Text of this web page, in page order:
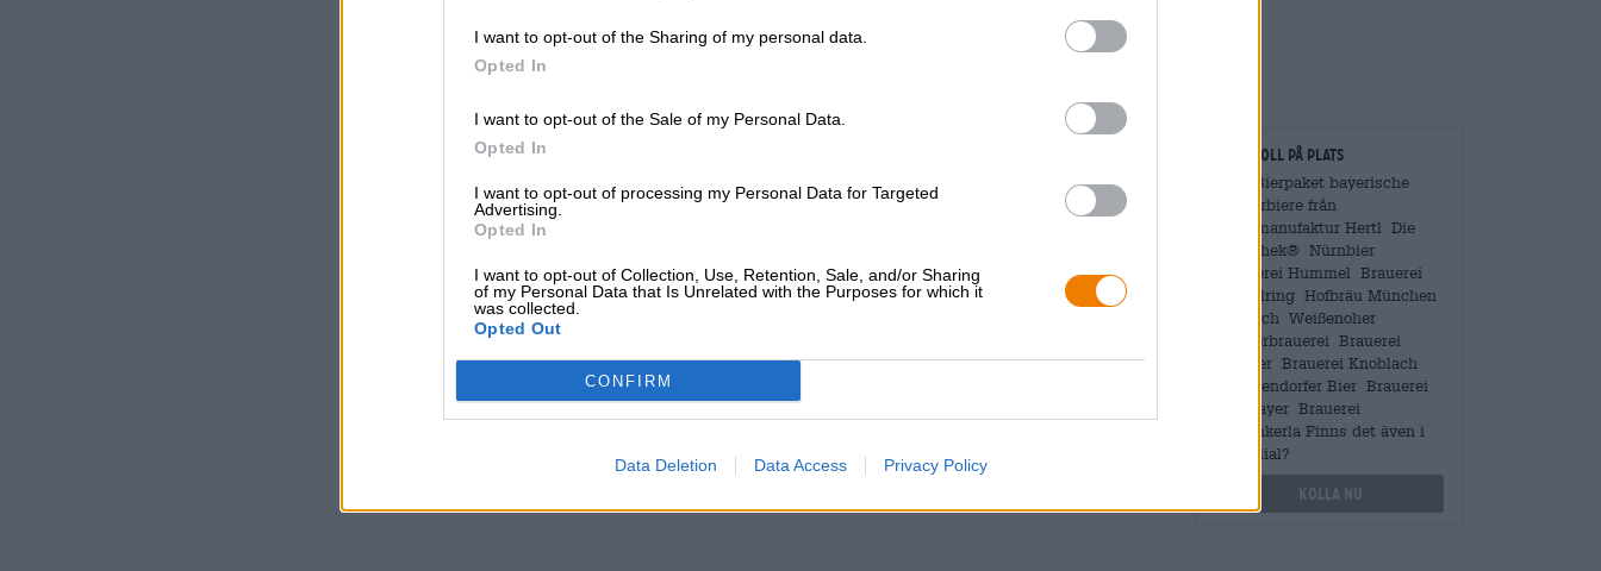
I want to opt-out of the Sharing of my personal data.
Opted In
I want to opt-out of the Sale of my Personal Data.
Opted In
I want to opt-out of processing my Personal Data for Targeted
Advertising.
Opted In
I want to opt-out of Collection, Use, Retention, Sale, and/or Sharing
of my Personal Data that Is Unrelated with the Purposes for which it
was collected.
Opted Out
CONFIRM
Data Deletion Data Access Privacy Policy
Har du frågor om denna öl? Vi
finns här för dig.
Vill du köpa större kvantiteter
Kontroll på plats
Vara Bierpaket bayerische
Winterbiere från
Braumanufaktur Hertl Die
Bierothek® Nürnbier
Brauerei Hummel Brauerei
Kesselring Hofbräu München
Heurich Weißenoher
Klosterbrauerei Brauerei
Meister Brauerei Knoblach
Huppendorfer Bier Brauerei
Rittmayer Brauerei
Schlenkerla Finns det även i
min filial?
Kolla nu